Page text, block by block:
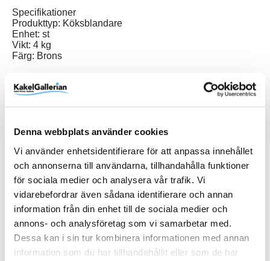
Denna webbplats använder cookies
Vi använder enhetsidentifierare för att anpassa innehållet
och annonserna till användarna, tillhandahålla funktioner
för sociala medier och analysera vår trafik. Vi
vidarebefordrar även sådana identifierare och annan
information från din enhet till de sociala medier och
annons- och analysföretag som vi samarbetar med.
Dessa kan i sin tur kombinera informationen med annan
information som du har tillhandahållit eller som de har
Specifikationer
Produkttyp: Köksblandare
Enhet: st
Vikt: 4 kg
Färg: Brons
Art.Nr 951BR
Färg Brons
Varumärke Duschbyggarna
SKU / artikelnummer: 951BR-DB